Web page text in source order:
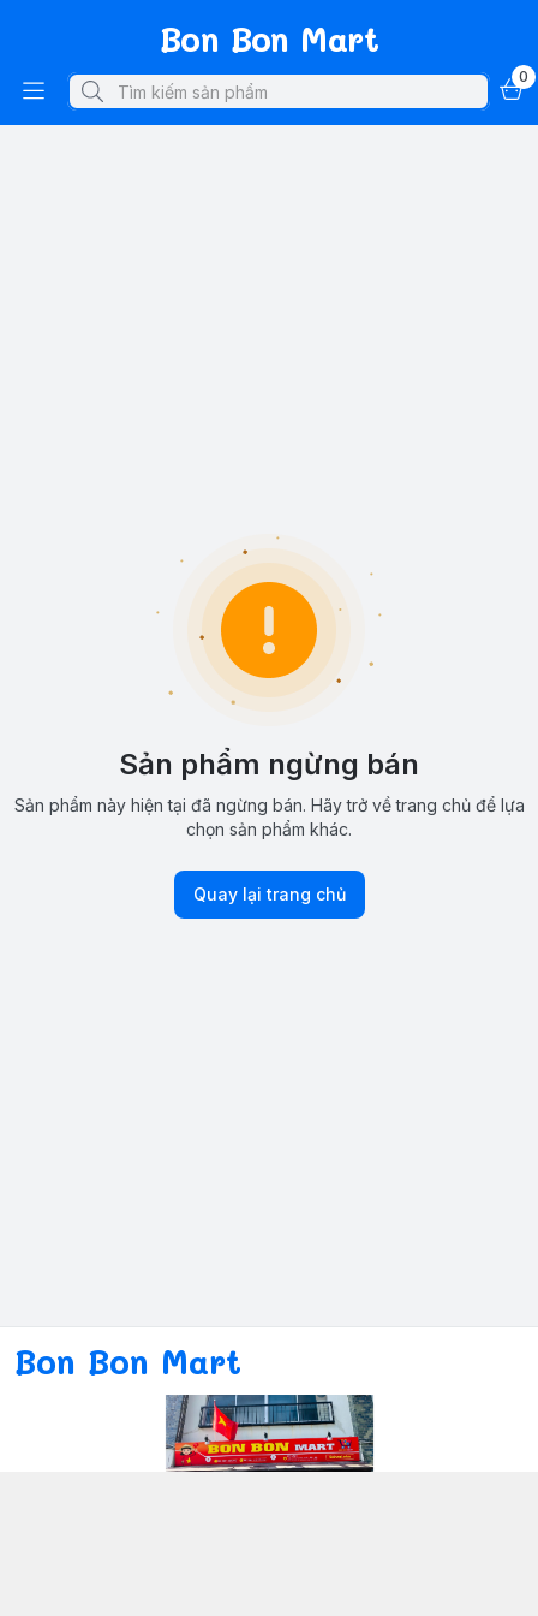
Bon Bon Mart
0
Sản phẩm ngừng bán
Sản phẩm này hiện tại đã ngừng bán. Hãy trở về trang chủ để lựa
chọn sản phẩm khác.
Quay lại trang chủ
Bon Bon Mart